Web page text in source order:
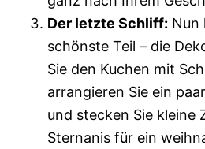
Der letzte Schliff: Nun
schönste Teil – die
Sie den Kuchen mit
arrangieren Sie ein
und stecken Sie kleine
Sternanis für ein